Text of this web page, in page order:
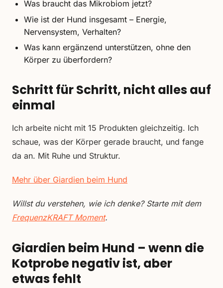
Was braucht das Mikrobiom jetzt?
Wie ist der Hund insgesamt – Energie,
Nervensystem, Verhalten?
Was kann ergänzend unterstützen, ohne den
Körper zu überfordern?
Schritt für Schritt, nicht alles auf
einmal
Ich arbeite nicht mit 15 Produkten gleichzeitig. Ich
schaue, was der Körper gerade braucht, und fange
da an. Mit Ruhe und Struktur.
Mehr über Giardien beim Hund
Willst du verstehen, wie ich denke? Starte mit dem
FrequenzKRAFT Moment.
Giardien beim Hund – wenn die
Kotprobe negativ ist, aber
etwas fehlt